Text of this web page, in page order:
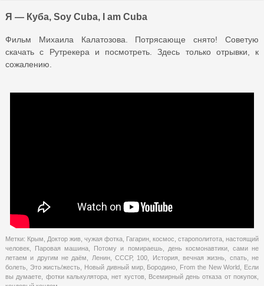
Я — Куба, Soy Cuba, I am Cuba
Фильм Михаила Калатозова. Потрясающе снято! Советую
скачать с Рутрекера и посмотреть. Здесь только отрывки, к
сожалению.
Метки: Крым Доктор жив чужая фотка Гагарин космос старополитота настоящий
человек
Паровая машина Потому и помираешь день космонавтики, сами не
летаем и другим не даём
Ленин,СССР, 100 История ,вечная жизнь спать ,не
болеть
Это жисть/жесть Новый дивный мир, Бородино From the New World
Если
вы думаете
фотки калькулятора,нет кустов, Всемирный день отказа от покупок